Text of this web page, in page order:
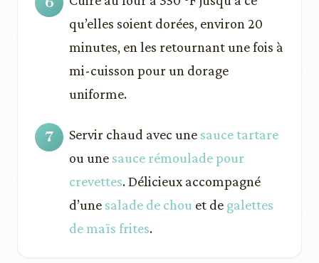
qu’elles soient dorées, environ 20
minutes, en les retournant une fois à
mi-cuisson pour un dorage
uniforme.
Servir chaud avec une sauce tartare
ou une sauce rémoulade pour
crevettes. Délicieux accompagné
d’une salade de chou et de galettes
de maïs frites.